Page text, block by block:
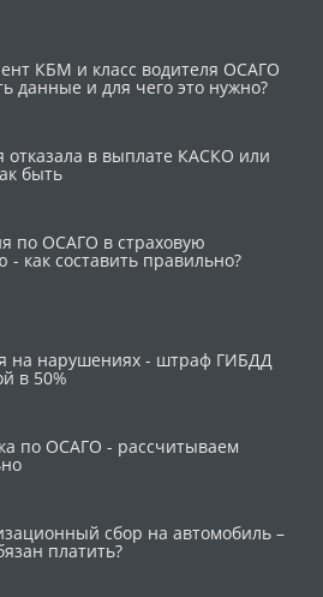
КБМ и класс водителя ОСАГО
данные и для чего это нужно?
отказала в выплате КАСКО или
быть
по ОСАГО в страховую
- как составить правильно?
на нарушениях - штраф ГИБДД
в 50%
по ОСАГО - рассчитываем
сбор на автомобиль –
платить?